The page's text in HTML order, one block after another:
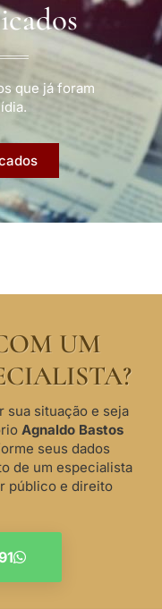
que já foram
UM
sua situação e seja
Agnaldo Bastos
seus dados
de um especialista
público e direito